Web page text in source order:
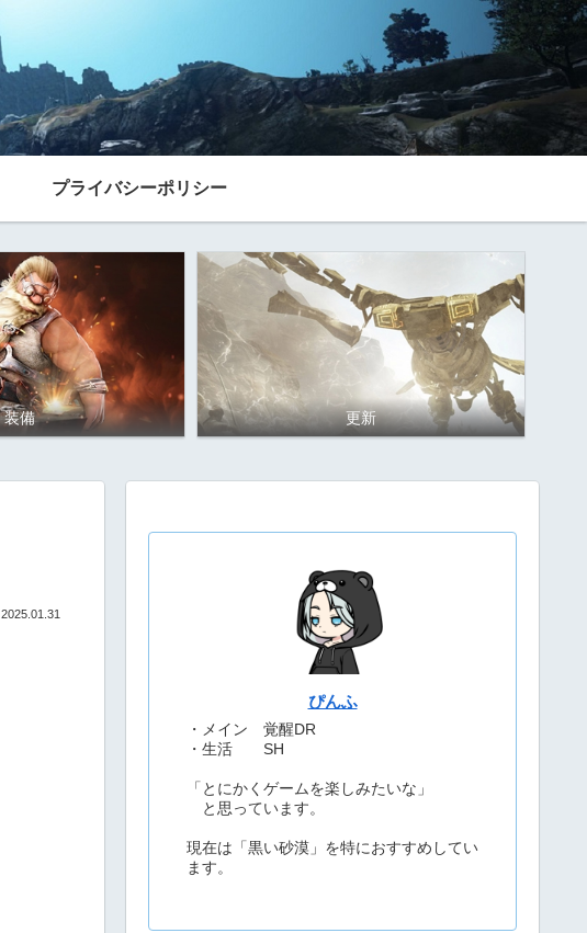
プライバシーポリシー
装備 更新
2025.01.31
ぴんふ
・メイン 覚醒DR
・生活 SH
「とにかくゲームを楽しみたいな」
と思っています。
現在は「黒い砂漠」を特におすすめしてい
ます。